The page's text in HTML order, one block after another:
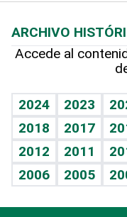
Hablando con el
Vida y familia
Eñe
Celebrando la vida
Sin complejos
En pocas palabras
Línea de hit
TBT Deportivo
Lecturas
Hecho en casa
Guía del dinero
Cumpleaños
Horóscopos
Juegos
ARCHIVO
Accede al
2024 2023
2018
2017
2012
2011
2006
2005